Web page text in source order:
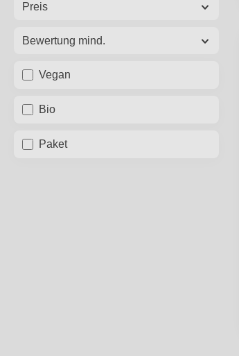
Preis
Bewertung mind.
Vegan
Bio
Paket